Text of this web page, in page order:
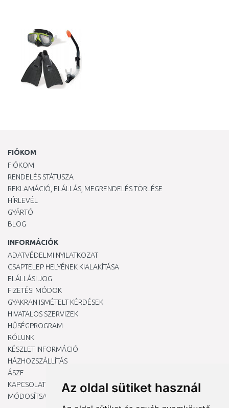
Az oldal sütiket használ
FIÓKOM
FIÓKOM
RENDELÉS STÁTUSZA
REKLAMÁCIÓ, ELÁLLÁS, MEGRENDELÉS TÖRLÉSE
HÍRLEVÉL
GYÁRTÓ
BLOG
INFORMÁCIÓK
ADATVÉDELMI NYILATKOZAT
CSAPTELEP HELYÉNEK KIALAKÍTÁSA
ELÁLLÁSI JOG
FIZETÉSI MÓDOK
GYAKRAN ISMÉTELT KÉRDÉSEK
HIVATALOS SZERVIZEK
HŰSÉGPROGRAM
RÓLUNK
KÉSZLET INFORMÁCIÓ
HÁZHOZSZÁLLÍTÁS
ÁSZF
KAPCSOLAT
MÓDOSÍTSA A COOKIE-BEÁLLÍTÁSAIMAT